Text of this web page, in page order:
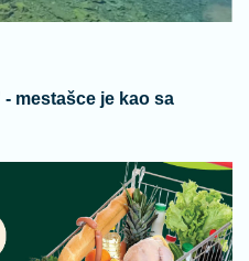
mestašce je kao sa